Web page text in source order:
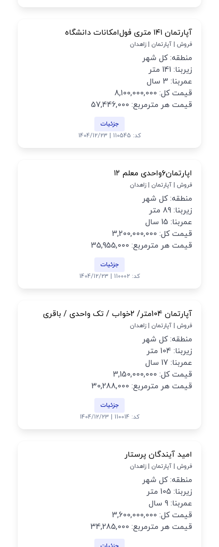
آپارتمان ۱۴۱ متری فول‌امکانات دانشگاه
فروش | آپارتمان | زاهدان
منطقه: کل شهر
زیربنا: 141 متر
عمربنا: 3 سال
قیمت کل: 8,100,000,000
قیمت هر مترمربع: 57,446,000
جزئیات
کد: 110545 | 1404/12/23
اپارتمان۶واحدی معلم ۱۲
فروش | آپارتمان | زاهدان
منطقه: کل شهر
زیربنا: 89 متر
عمربنا: 15 سال
قیمت کل: 3,200,000,000
قیمت هر مترمربع: 35,955,000
جزئیات
کد: 110002 | 1404/12/23
آپارتمان 104متر/ 2خواب / تک واحدی / باقری
فروش | آپارتمان | زاهدان
منطقه: کل شهر
زیربنا: 104 متر
عمربنا: 17 سال
قیمت کل: 3,150,000,000
قیمت هر مترمربع: 30,288,000
جزئیات
کد: 110014 | 1404/12/23
امید آیندگان پرستار
فروش | آپارتمان | زاهدان
منطقه: کل شهر
زیربنا: 105 متر
عمربنا: 9 سال
قیمت کل: 3,600,000,000
قیمت هر مترمربع: 34,285,000